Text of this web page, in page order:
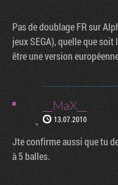
Pas de doublage FR sur
jeux SEGA), quelle que
être une version
__MaX__
13.07.2010
Jte confirme aussi que tu
à 5 balles.